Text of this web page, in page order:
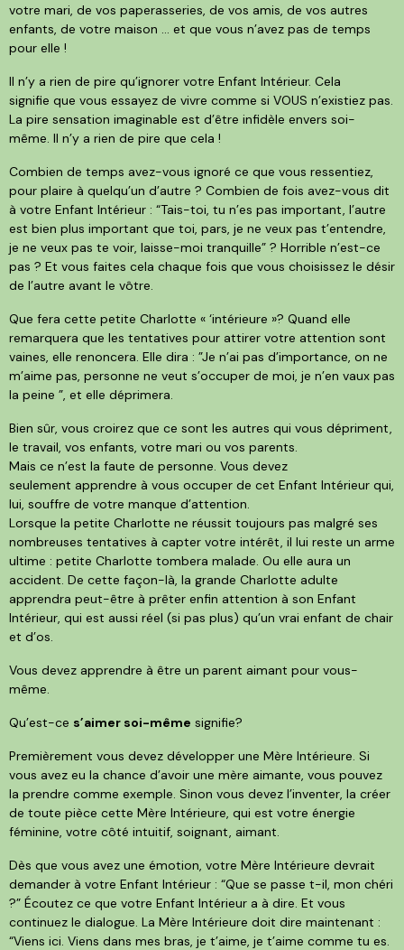
votre mari, de vos paperasseries, de vos amis, de vos autres
enfants, de votre maison … et que vous n’avez pas de temps
pour elle !
Il n’y a rien de pire qu’ignorer votre Enfant Intérieur. Cela
signifie que vous essayez de vivre comme si VOUS n’existiez pas.
La pire sensation imaginable est d’être infidèle envers soi-
même. Il n’y a rien de pire que cela !
Combien de temps avez-vous ignoré ce que vous ressentiez,
pour plaire à quelqu’un d’autre ? Combien de fois avez-vous dit
à votre Enfant Intérieur : “Tais-toi, tu n’es pas important, l’autre
est bien plus important que toi, pars, je ne veux pas t’entendre,
je ne veux pas te voir, laisse-moi tranquille” ? Horrible n’est-ce
pas ? Et vous faites cela chaque fois que vous choisissez le désir
de l’autre avant le vôtre.
Que fera cette petite Charlotte « ‘intérieure »? Quand elle
remarquera que les tentatives pour attirer votre attention sont
vaines, elle renoncera. Elle dira : ”Je n’ai pas d’importance, on ne
m’aime pas, personne ne veut s’occuper de moi, je n’en vaux pas
la peine ”, et elle déprimera.
Bien sûr, vous croirez que ce sont les autres qui vous dépriment,
le travail, vos enfants, votre mari ou vos parents.
Mais ce n’est la faute de personne. Vous devez
seulement apprendre à vous occuper de cet Enfant Intérieur qui,
lui, souffre de votre manque d’attention.
Lorsque la petite Charlotte ne réussit toujours pas malgré ses
nombreuses tentatives à capter votre intérêt, il lui reste un arme
ultime : petite Charlotte tombera malade. Ou elle aura un
accident. De cette façon-là, la grande Charlotte adulte
apprendra peut-être à prêter enfin attention à son Enfant
Intérieur, qui est aussi réel (si pas plus) qu’un vrai enfant de chair
et d’os.
Vous devez apprendre à être un parent aimant pour vous-
même.
Qu’est-ce s’aimer soi-même signifie?
Premièrement vous devez développer une Mère Intérieure. Si
vous avez eu la chance d’avoir une mère aimante, vous pouvez
la prendre comme exemple. Sinon vous devez l’inventer, la créer
de toute pièce cette Mère Intérieure, qui est votre énergie
féminine, votre côté intuitif, soignant, aimant.
Dès que vous avez une émotion, votre Mère Intérieure devrait
demander à votre Enfant Intérieur : “Que se passe t-il, mon chéri
?” Écoutez ce que votre Enfant Intérieur a à dire. Et vous
continuez le dialogue. La Mère Intérieure doit dire maintenant :
“Viens ici. Viens dans mes bras, je t’aime, je t’aime comme tu es.